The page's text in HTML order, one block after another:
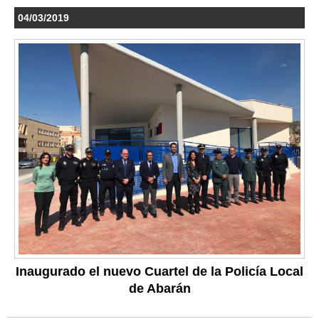
04/03/2019
Inaugurado el nuevo Cuartel de la Policía Local
de Abarán